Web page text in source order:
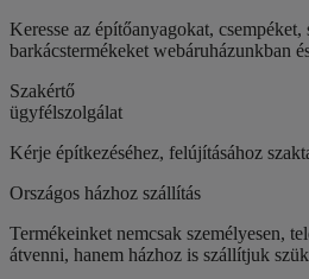
Keresse az építőanyagokat, csempéket,
barkácstermékeket webáruházunkban
Szakértő
ügyfélszolgálat
Kérje építkezéséhez, felújításához
Országos házhoz szállítás
Termékeinket nemcsak személyesen,
átvenni, hanem házhoz is szállítjuk